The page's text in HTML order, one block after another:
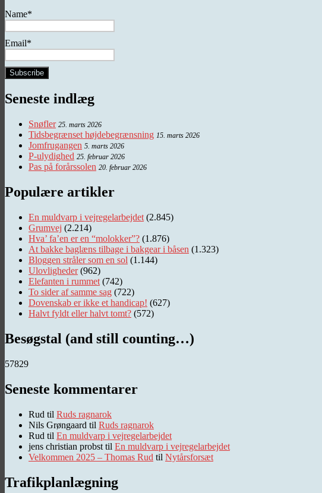
Name*
Email*
Seneste indlæg
Snøfler 25. marts 2026
Tidsbegrænset højdebegrænsning 15. marts 2026
Jomfrugangen 5. marts 2026
P-ulydighed 25. februar 2026
Pas på forårssolen 20. februar 2026
Populære artikler
En muldvarp i vejregelarbejdet (2.845)
Grumvej (2.214)
Hva’ fa’en er en “molokker”? (1.876)
At bakke baglæns tilbage i bakgear i båsen (1.323)
Bloggen stråler som en sol (1.144)
Ulovligheder (962)
Elefanten i rummet (742)
To sider af samme sag (722)
Dovenskab er ikke et handicap! (627)
Halvt fyldt eller halvt tomt? (572)
Besøgstal (and still counting…)
57829
Seneste kommentarer
Rud til Ruds ragnarok
Nils Grøngaard til Ruds ragnarok
Rud til En muldvarp i vejregelarbejdet
jens christian probst til En muldvarp i vejregelarbejdet
Velkommen 2025 – Thomas Rud til Nytårsforsæt
Trafikplanlægning